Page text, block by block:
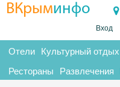
ВКрыминфо
Вход
Отели Культурный отдых
Рестораны Развлечения